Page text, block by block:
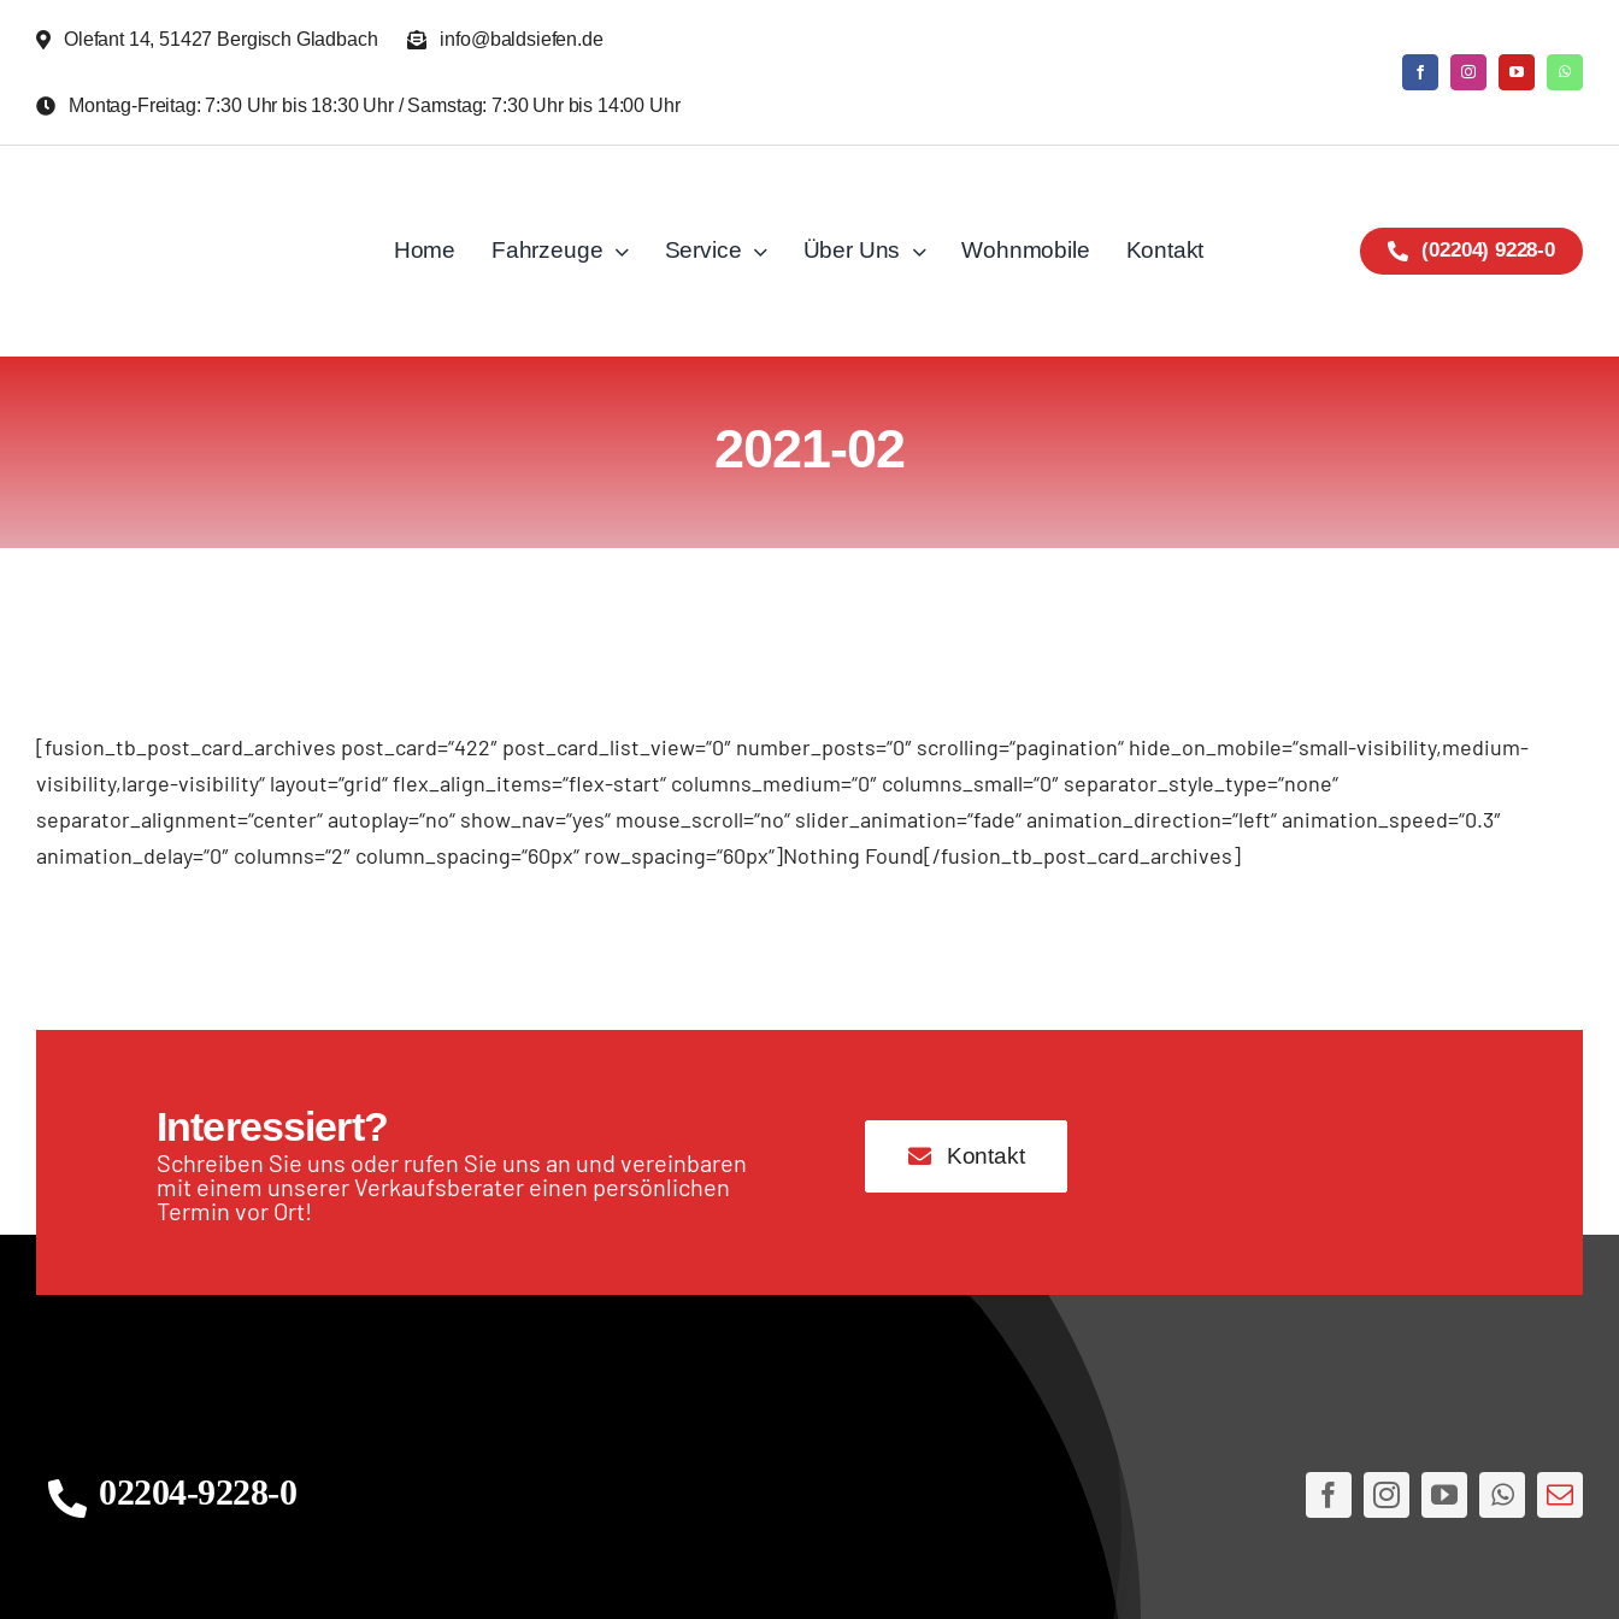
Inhalt
Olefant 14, 51427 Bergisch Gladbach info@baldsiefen.de
Montag-Freitag: 7:30 Uhr bis 18:30 Uhr / Samstag: 7:30 Uhr bis 14:00 Uhr
Home Fahrzeuge Service Über Uns Wohnmobile Kontakt (02204) 9228-0
2021-02
[fusion_tb_post_card_archives post_card=“422″ post_card_list_view=“0″ number_posts=“0″ scrolling=“pagination“ hide_on_mobile=“small-visibility,medium-
visibility,large-visibility“ layout=“grid“ flex_align_items=“flex-start“ columns_medium=“0″ columns_small=“0″ separator_style_type=“none“
separator_alignment=“center“ autoplay=“no“ show_nav=“yes“ mouse_scroll=“no“ slider_animation=“fade“ animation_direction=“left“ animation_speed=“0.3″
animation_delay=“0″ columns=“2″ column_spacing=“60px“ row_spacing=“60px“]Nothing Found[/fusion_tb_post_card_archives]
Interessiert?
Schreiben Sie uns oder rufen Sie uns an und vereinbaren
mit einem unserer Verkaufsberater einen persönlichen
Termin vor Ort!
Kontakt
02204-9228-0